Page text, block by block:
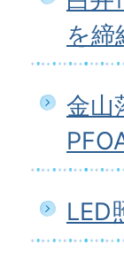
を締
金山
LED